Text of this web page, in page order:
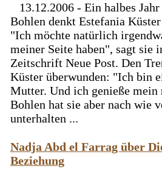
13.12.2006 - Ein halbes
Bohlen denkt Estefania
"Ich möchte natürlich
meiner Seite haben", sagt
Zeitschrift Neue Post. Den
Küster überwunden: "Ich bin
Mutter. Und ich genieße mein
Bohlen hat sie aber nach wie
unterhalten ...
Nadja Abd el Farrag über
Beziehung